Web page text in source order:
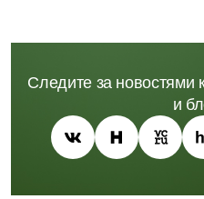
Следите за новостями
и